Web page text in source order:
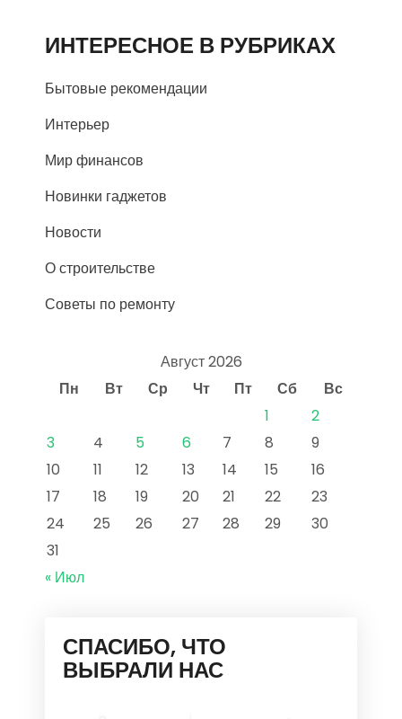
ИНТЕРЕСНОЕ В РУБРИКАХ
Бытовые рекомендации
Интерьер
Мир финансов
Новинки гаджетов
Новости
О строительстве
Советы по ремонту
Август 2026
Пн
Вт Ср Чт Пт Сб
Вс
1
2
3
4 5 6 7 8
9
10
11 12 13 14 15
16
17
18 19 20 21 22
23
24
25 26 27 28 29
30
31
« Июл
СПАСИБО, ЧТО
ВЫБРАЛИ НАС